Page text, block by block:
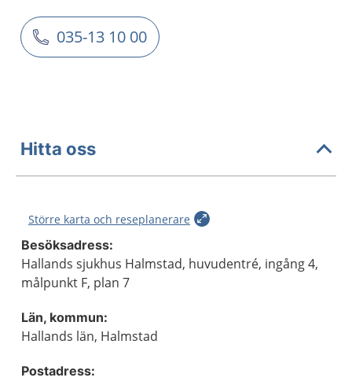
035-13 10 00
Hitta oss
Större karta och reseplanerare
Besöksadress:
Hallands sjukhus Halmstad, huvudentré, ingång 4,
målpunkt F, plan 7
Län, kommun:
Hallands län, Halmstad
Postadress: